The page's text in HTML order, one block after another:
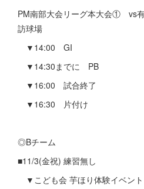
PM南部大会リーグ本大会① vs
訪球場
▼14:00 GI
▼14:30までに PB
▼16:00 試合終了
▼16:30 片付け
◎Bチーム
■11/3(金祝) 練習無し
▼こども会 芋ほり体験イベント